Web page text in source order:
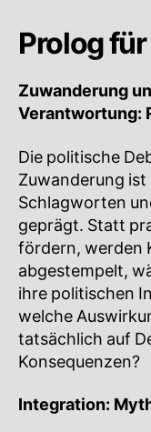
Prolog
Zuwanderung
Verantwortung:
Die politische
Zuwanderung
Schlagworten
geprägt. Statt
fördern, werden
abgestempelt,
ihre politischen
welche
tatsächlich auf
Konsequenzen?
Integration: